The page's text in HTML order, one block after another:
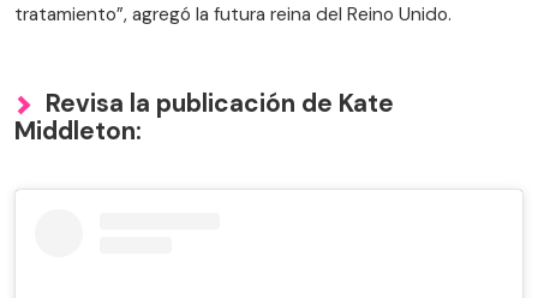
tratamiento”, agregó la futura reina del Reino Unido.
Revisa la publicación de Kate
Middleton: